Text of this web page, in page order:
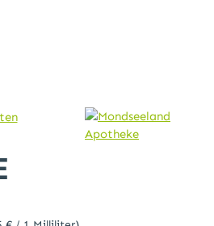
von 0 von 5 Sternen